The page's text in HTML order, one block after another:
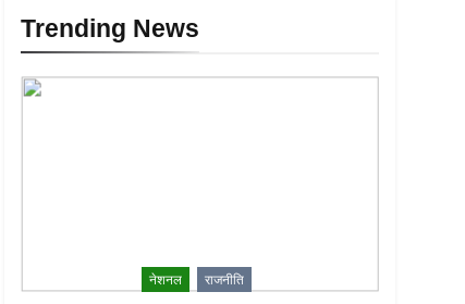
Trending News
नेशनल राजनीति